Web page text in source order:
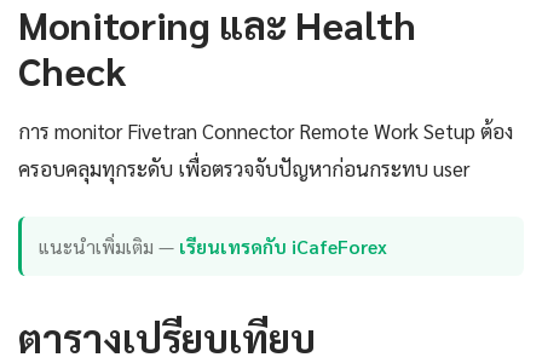
Monitoring และ Health
Check
การ monitor Fivetran Connector Remote Work Setup ต้อง
ครอบคลุมทุกระดับ เพื่อตรวจจับปัญหาก่อนกระทบ user
แนะนำเพิ่มเติม — เรียนเทรดกับ iCafeForex
ตารางเปรียบเทียบ